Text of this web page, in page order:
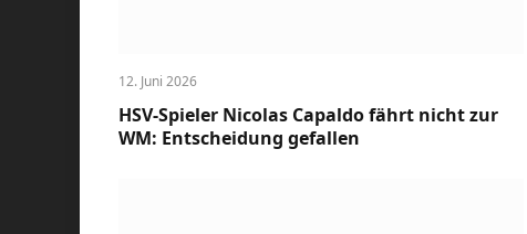
12. Juni 2026
HSV-Spieler Nicolas Capaldo fährt nicht zur
WM: Entscheidung gefallen